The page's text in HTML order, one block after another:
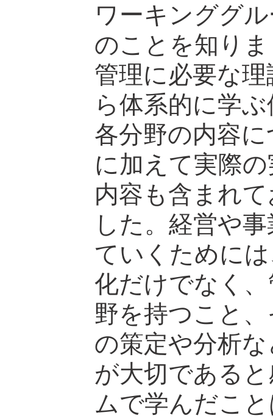
ワーキンググ
のことを知り
管理に必要な
ら体系的に学
各分野の内容
に加えて実際
内容も含まれ
した。経営や
ていくために
化だけでなく
野を持つこと
の策定や分析
が大切である
ムで学んだこ